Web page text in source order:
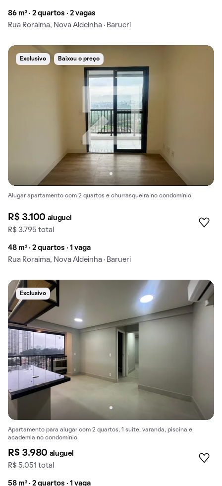
86 m² · 2 quartos · 2 vagas
Rua Roraima, Nova Aldeinha · Barueri
Exclusivo Baixou o preço
Alugar apartamento com 2 quartos e churrasqueira no condomínio.
R$ 3.100 aluguel
R$ 3.795 total
48 m² · 2 quartos · 1 vaga
Rua Roraima, Nova Aldeinha · Barueri
Exclusivo
Apartamento para alugar com 2 quartos, 1 suíte, varanda, piscina e
academia no condomínio.
R$ 3.980 aluguel
R$ 5.051 total
58 m² · 2 quartos · 1 vaga